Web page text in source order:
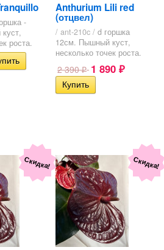
-
роста.
Anthurium Lili red
(отцвел)
/ ant-210c / d горшка
12см. Пышный куст,
несколько точек роста.
2 390₽ 1 890 ₽
Скидка! Скидка!